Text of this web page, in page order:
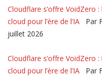
Cloudflare s’offre VoidZero
cloud pour l’ère de l’IA
Par
juillet 2026
Cloudflare s’offre VoidZero
cloud pour l’ère de l’IA
Par